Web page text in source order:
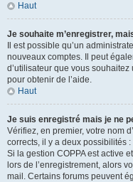
Haut
Je souhaite m’enregistrer,
Il est possible qu’un
nouveaux comptes. Il peut
d’utilisateur que vous
pour obtenir de l’aide.
Haut
Je suis enregistré mais je ne
Vérifiez, en premier, votre nom
corrects, il y a deux possibilités :
Si la gestion COPPA est active
lors de l’enregistrement, alors
mail. Certains forums peuvent